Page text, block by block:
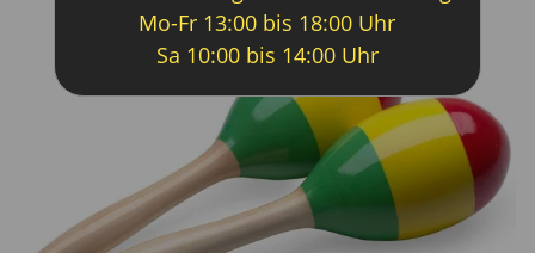
Mo-Fr 13:00 bis 18:00 Uhr
Sa 10:00 bis 14:00 Uhr